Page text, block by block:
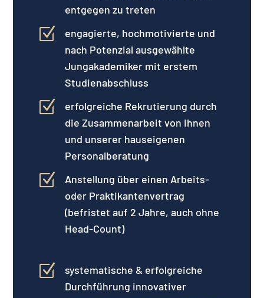
entgegen zu treten
Z
engagierte, hochmotivierte und
nach Potenzial ausgewählte
Jungakademiker mit erstem
Studienabschluss
Z
erfolgreiche Rekrutierung durch
die Zusammenarbeit von Ihnen
und unserer hauseigenen
Personalberatung
Z
Anstellung über einen Arbeits-
oder Praktikantenvertrag
(befristet auf 2 Jahre, auch ohne
Head-Count)
Z
systematische & erfolgreiche
Durchführung innovativer